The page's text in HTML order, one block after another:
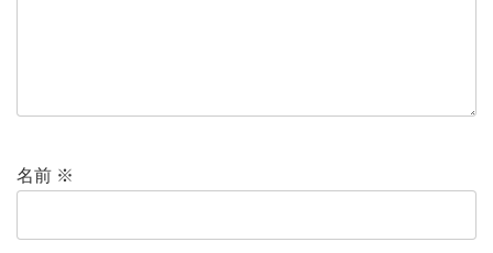
名前 ※